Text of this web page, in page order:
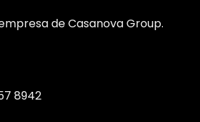
de Casanova Group.
8942